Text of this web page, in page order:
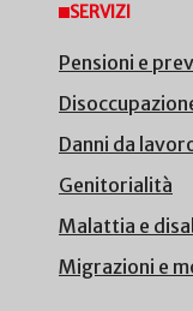
SERVIZI
Pensioni e
Danni da
Genitorialità
Malattia e
Migrazioni e